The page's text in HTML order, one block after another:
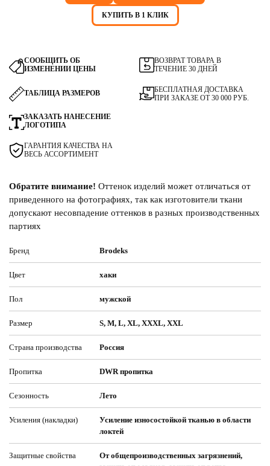
КУПИТЬ В 1 КЛИК
СООБЩИТЬ ОБ
ИЗМЕНЕНИИ ЦЕНЫ
ВОЗВРАТ ТОВАРА В
ТЕЧЕНИЕ 30 ДНЕЙ
ТАБЛИЦА РАЗМЕРОВ
ЗАКАЗАТЬ НАНЕСЕНИЕ
ЛОГОТИПА
ГАРАНТИЯ КАЧЕСТВА НА
ВЕСЬ АССОРТИМЕНТ
БЕСПЛАТНАЯ ДОСТАВКА
ПРИ ЗАКАЗЕ ОТ 30 000 РУБ.
Обратите внимание! Оттенок изделий может отличаться от
приведенного на фотографиях, так как изготовители ткани
допускают несовпадение оттенков в разных производственных
партиях
Бренд Brodeks
Цвет хаки
Пол мужской
Размер S, M, L, XL, XXXL, XXL
Страна производства Россия
Пропитка DWR пропитка
Сезонность Лето
Усиления (накладки)
Усиление износостойкой тканью в области
локтей
Защитные свойства
От общепроизводственных загрязнений,